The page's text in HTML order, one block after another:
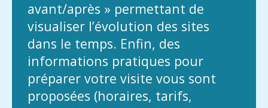
avant/après » permettant de
visualiser l’évolution des sites
dans le temps. Enfin, des
informations pratiques pour
préparer votre visite vous sont
proposées (horaires, tarifs,